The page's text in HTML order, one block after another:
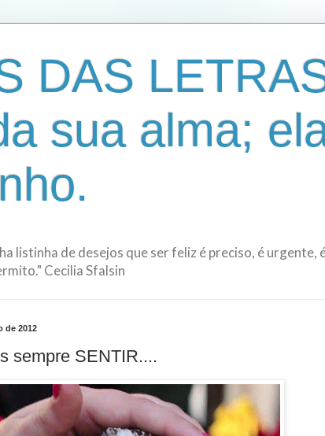
DAS
sua alma;
listinha de desejos que ser feliz é preciso, é urgente,
Cecilia Sfalsin
de 2012
sempre SENTIR....